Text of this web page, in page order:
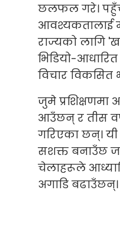
छलफल गरे।
आवश्यकतालाई
राज्यको लागि
भिडियो-
विचार
जुमे प्रशिक्षणमा
आउँछन् र तीस
गरिएका छन्।
सशक्त बनाउँछ
चेलाहरूले
अगाडि बढाउँछन्।